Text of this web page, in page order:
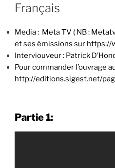
Français
Media : Meta TV ( NB :
et ses émissions sur https://
Interviouveur : Patrick
Pour commander l’ouvrage
http://editions.sigest.net/
Partie 1: